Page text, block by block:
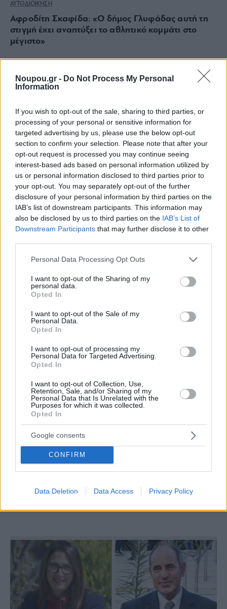
Noupou.gr - Do Not Process My Personal
Information
If you wish to opt-out of the sale, sharing to third parties, or
processing of your personal or sensitive information for
targeted advertising by us, please use the below opt-out
section to confirm your selection. Please note that after your
opt-out request is processed you may continue seeing
interest-based ads based on personal information utilized by
us or personal information disclosed to third parties prior to
your opt-out. You may separately opt-out of the further
disclosure of your personal information by third parties on the
IAB’s list of downstream participants. This information may
also be disclosed by us to third parties on the IAB’s List of
Downstream Participants that may further disclose it to other
Please note that this website/app uses one or more Google
not limited to your visit or usage behaviour. You may click to
grant or deny consent to Google and its third-party tags to
use your data for below specified purposes in below Google
consent section.
Personal Data Processing Opt Outs
I want to opt-out of the Sharing of my
personal data.
Opted In
I want to opt-out of the Sale of my
Personal Data.
Opted In
I want to opt-out of processing my
Personal Data for Targeted Advertising.
Opted In
I want to opt-out of Collection, Use,
Retention, Sale, and/or Sharing of my
Personal Data that Is Unrelated with the
Purposes for which it was collected.
Opted In
Google consents
CONFIRM
Data Deletion Data Access Privacy Policy
ΑΥΤΟΔΙΟΙΚΗΣΗ
Αφροδίτη Σκαφίδα: «Ο δήμος Γλυφάδας αυτή τη
στιγμή έχει αναπτύξει το αθλητικό κομμάτι στο
μέγιστο»
Δήμος Ηλιούπολης: Οι υποψήφιοι δήμαρχοι και
και πρέπει να έχει πρωταγωνιστικό ρόλο σε όλα τα